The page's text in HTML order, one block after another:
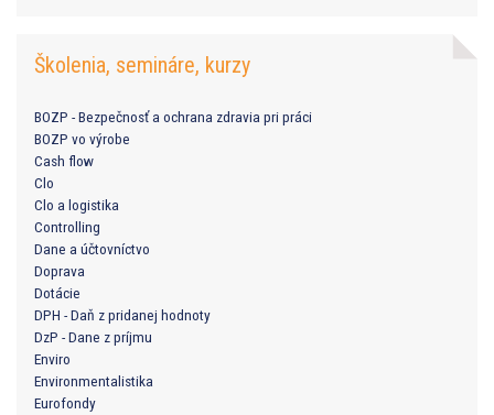
Školenia, semináre, kurzy
BOZP - Bezpečnosť a ochrana zdravia pri práci
BOZP vo výrobe
Cash flow
Clo
Clo a logistika
Controlling
Dane a účtovníctvo
Doprava
Dotácie
DPH - Daň z pridanej hodnoty
DzP - Dane z príjmu
Enviro
Environmentalistika
Eurofondy